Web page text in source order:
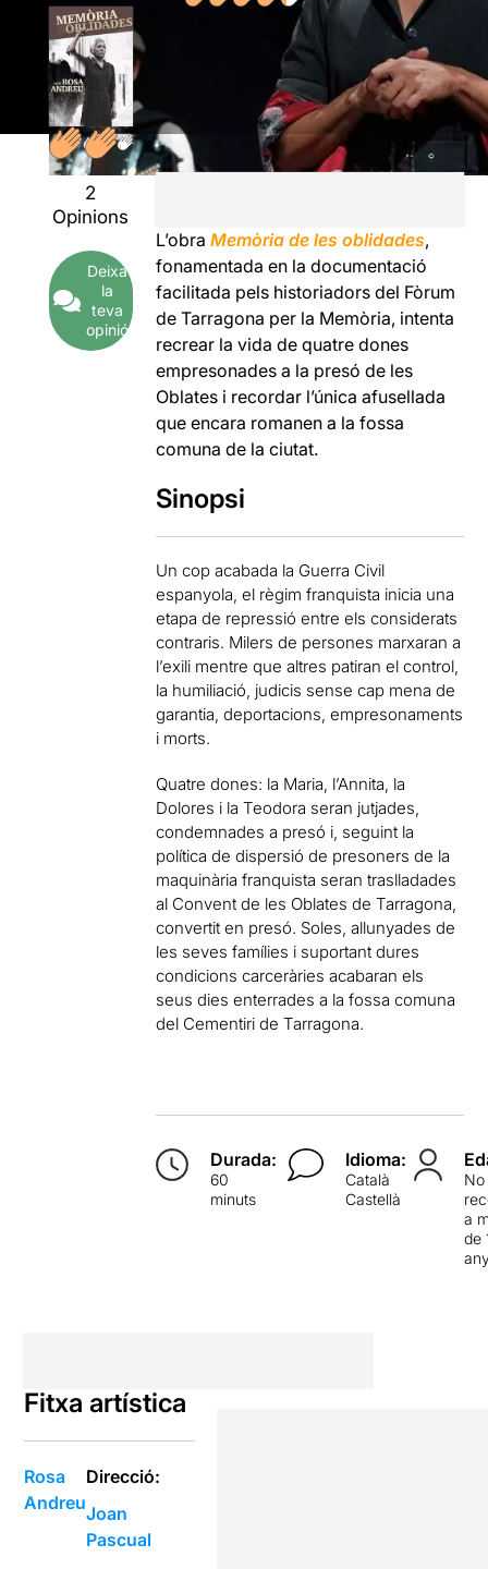
2
Opinions
Deixa
la
teva
opinió
L’obraMemòria de les oblidades,
fonamentada en la documentació
facilitada pels historiadors del Fòrum
de Tarragona per la Memòria, intenta
recrear la vida de quatre dones
empresonades a la presó de les
Oblates i recordar l’única afusellada
que encara romanen a la fossa
comuna de la ciutat.
Sinopsi
Un cop acabada la Guerra Civil
espanyola, el règim franquista inicia una
etapa de repressió entre els considerats
contraris. Milers de persones marxaran a
l’exili mentre que altres patiran el control,
la humiliació, judicis sense cap mena de
garantia, deportacions, empresonaments
i morts.
Quatre dones: la Maria, l’Annita, la
Dolores i la Teodora seran jutjades,
condemnades a presó i, seguint la
política de dispersió de presoners de la
maquinària franquista seran traslladades
al Convent de les Oblates de Tarragona,
convertit en presó. Soles, allunyades de
les seves famílies i suportant dures
condicions carceràries acabaran els
seus dies enterrades a la fossa comuna
del Cementiri de Tarragona.
Durada:
60
minuts
Idioma:
Català
Castellà
No
a
de
Fitxa artística
Rosa
Andreu
Direcció:
Joan
Pascual